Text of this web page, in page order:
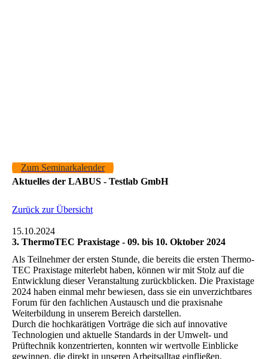
Zum Seminarkalender
Aktuelles der LABUS - Testlab GmbH
Zurück zur Übersicht
15.10.2024
3. ThermoTEC Praxistage - 09. bis 10. Oktober 2024
Als Teilnehmer der ersten Stunde, die bereits die ersten Thermo-
TEC Praxistage miterlebt haben, können wir mit Stolz auf die
Entwicklung dieser Veranstaltung zurückblicken. Die Praxistage
2024 haben einmal mehr bewiesen, dass sie ein unverzichtbares
Forum für den fachlichen Austausch und die praxisnahe
Weiterbildung in unserem Bereich darstellen.
Durch die hochkarätigen Vorträge die sich auf innovative
Technologien und aktuelle Standards in der Umwelt- und
Prüftechnik konzentrierten, konnten wir wertvolle Einblicke
gewinnen, die direkt in unseren Arbeitsalltag einfließen.